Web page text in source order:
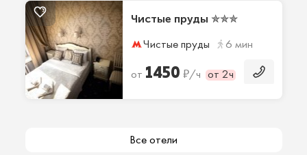
Чистые пруды ✯✯✯
Чистые пруды 6 мин
от 1450 ₽/ч от 2ч
Все отели